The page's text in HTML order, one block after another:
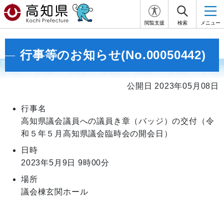
閲覧支援 検索 メニュー
行事等のお知らせ(No.00050442)
公開日 2023年05月08日
行事名
高知県議会議員への議員き章（バッジ）の交付（令
和５年５月高知県議会臨時会の開会日）
日時
2023年5月9日 9時00分
場所
議会棟玄関ホール